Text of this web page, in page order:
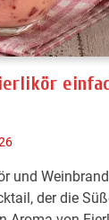
und
der die